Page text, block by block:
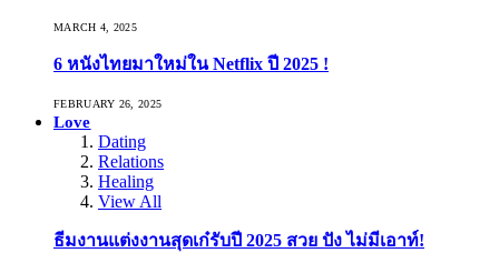
MARCH 4, 2025
6 หนังไทยมาใหม่ใน Netflix ปี 2025 !
FEBRUARY 26, 2025
Love
Dating
Relations
Healing
View All
ธีมงานแต่งงานสุดเก๋รับปี 2025 สวย ปัง ไม่มีเอาท์!